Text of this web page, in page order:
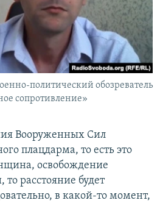
политический обозреватель
сопротивление»
Вооруженных Сил
плацдарма, то есть это
освобождение
расстояние будет
в какой-то момент,